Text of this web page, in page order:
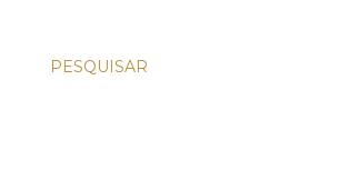
PESQUISAR